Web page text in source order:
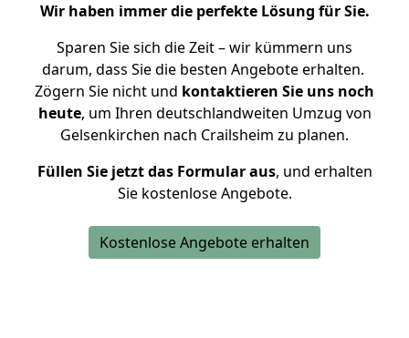
Wir haben immer die perfekte Lösung für Sie.
Sparen Sie sich die Zeit – wir kümmern uns
darum, dass Sie die besten Angebote erhalten.
Zögern Sie nicht und kontaktieren Sie uns noch
heute, um Ihren deutschlandweiten Umzug von
Gelsenkirchen nach Crailsheim zu planen.
Füllen Sie jetzt das Formular aus, und erhalten
Sie kostenlose Angebote.
Kostenlose Angebote erhalten